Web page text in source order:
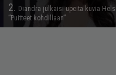
2. Diandra julkaisi upeita kuvia
”Puitteet kohdillaan”